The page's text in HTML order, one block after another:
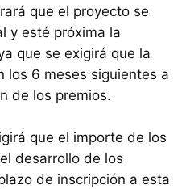
que el proyecto se
y esté próxima la
que se exigirá que la
los 6 meses siguientes a
de los premios.
que el importe de los
desarrollo de los
de inscripción a esta